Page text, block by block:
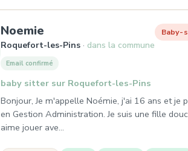
Noemie , Baby-sitter à
Roquefort-les-Pins dans la commune
Email confirmé
baby sitter sur Roquefort-les-Pins
Bonjour, Je m'appelle Noémie, j'ai 16 ans et
en Gestion Administration. Je suis une fille
aime jouer ave…